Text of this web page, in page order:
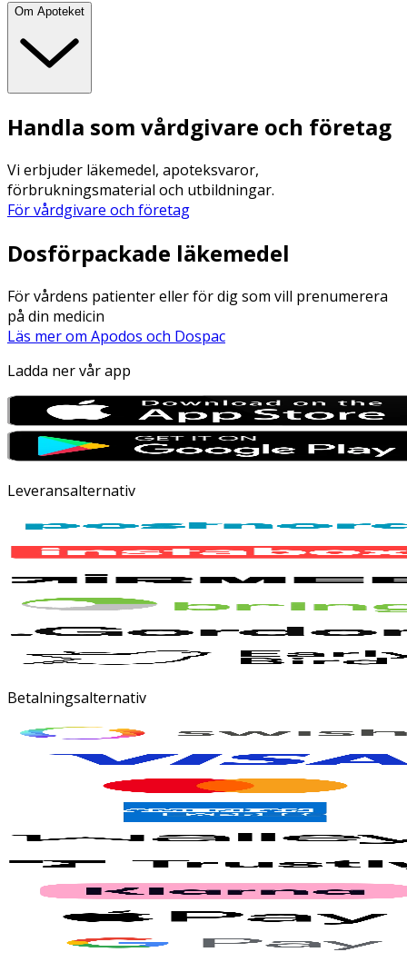
Om Apoteket
Handla som vårdgivare och företag
Vi erbjuder läkemedel, apoteksvaror,
förbrukningsmaterial och utbildningar.
För vårdgivare och företag
Dosförpackade läkemedel
För vårdens patienter eller för dig som vill prenumerera
på din medicin
Läs mer om Apodos och Dospac
Ladda ner vår app
Leveransalternativ
Betalningsalternativ